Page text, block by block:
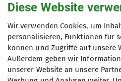
Wir sind eine eher
innerhalb des
Alpenvereins (DAV)
Mitgliedern (Stand
Gegründet 1961 als
Siemens
Anmeldung bis
16.01.2026
Diese Website
Wir verwenden Cookies, um
personalisieren, Funktionen für
können und Zugriffe auf unsere
Außerdem geben wir
unserer Website an unsere